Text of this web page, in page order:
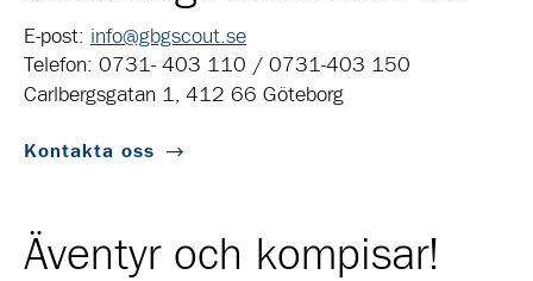
E-post: info@gbgscout.se
Telefon: 0731- 403 110 / 0731-403 150
Carlbergsgatan 1, 412 66 Göteborg
Kontakta oss
Äventyr och kompisar!